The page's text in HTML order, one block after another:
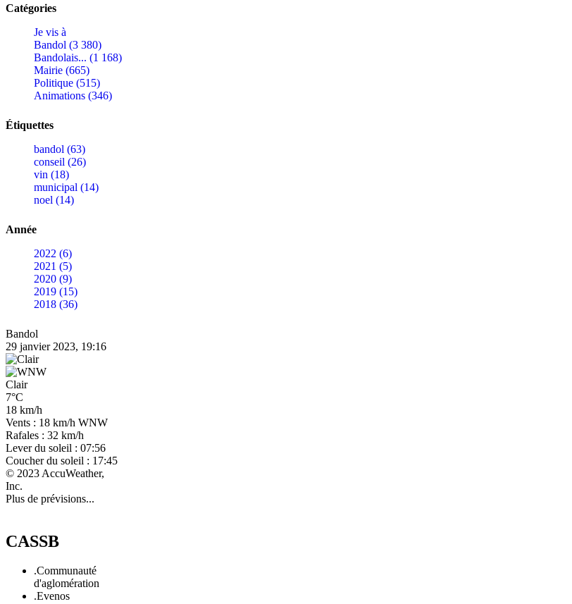
Catégories
Je vis à
Bandol (3 380)
Bandolais... (1 168)
Mairie (665)
Politique (515)
Animations (346)
Étiquettes
bandol (63)
conseil (26)
vin (18)
municipal (14)
noel (14)
Année
2022 (6)
2021 (5)
2020 (9)
2019 (15)
2018 (36)
Bandol
29 janvier 2023, 19:16
Clair
7°C
18 km/h
Vents : 18 km/h WNW
Rafales : 32 km/h
Lever du soleil : 07:56
Coucher du soleil : 17:45
© 2023 AccuWeather,
Inc.
Plus de prévisions...
CASSB
.Communauté
d'aglomération
.Evenos